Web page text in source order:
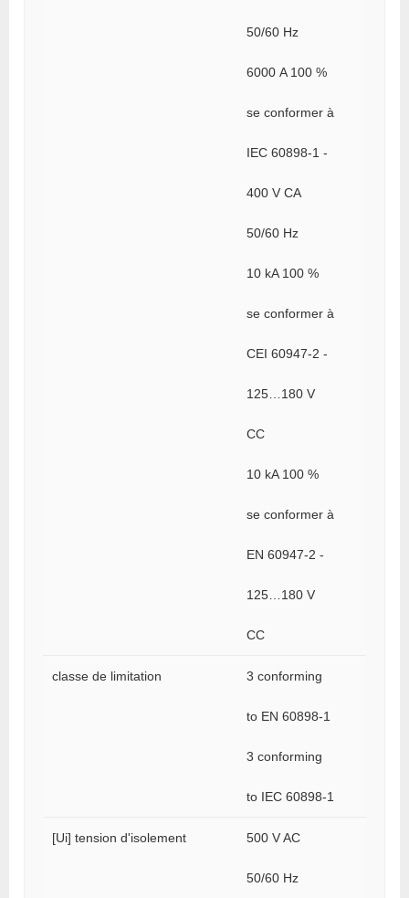
50/60 Hz
6000 A 100 %
se conformer à
IEC 60898-1 -
400 V CA
50/60 Hz
10 kA 100 %
se conformer à
CEI 60947-2 -
125…180 V
CC
10 kA 100 %
se conformer à
EN 60947-2 -
125…180 V
CC
classe de limitation 3 conforming
to EN 60898-1
3 conforming
to IEC 60898-1
[Ui] tension d'isolement 500 V AC
50/60 Hz